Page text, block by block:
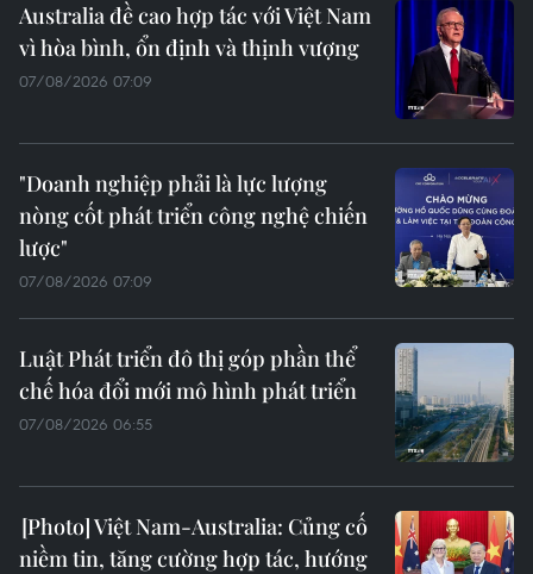
Australia đề cao hợp tác với Việt Nam
vì hòa bình, ổn định và thịnh vượng
07/08/2026 07:09
"Doanh nghiệp phải là lực lượng
nòng cốt phát triển công nghệ chiến
lược"
07/08/2026 07:09
Luật Phát triển đô thị góp phần thể
chế hóa đổi mới mô hình phát triển
07/08/2026 06:55
Việt Nam-Australia: Củng cố
niềm tin, tăng cường hợp tác, hướng